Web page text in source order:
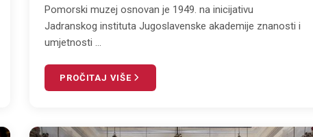
Pomorski muzej osnovan je 1949. na inicijativu
Jadranskog instituta Jugoslavenske akademije znanosti i
umjetnosti ...
PROČITAJ VIŠE